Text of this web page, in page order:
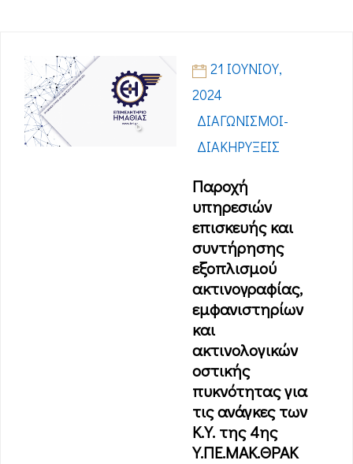
21 ΙΟΥΝΊΟΥ,
2024
ΔΙΑΓΩΝΙΣΜΟΊ-
ΔΙΑΚΗΡΎΞΕΙΣ
Παροχή
υπηρεσιών
επισκευής και
συντήρησης
εξοπλισμού
ακτινογραφίας,
εμφανιστηρίων
και
ακτινολογικών
οστικής
πυκνότητας για
τις ανάγκες των
Κ.Υ. της 4ης
Υ.ΠΕ.ΜΑΚ.ΘΡΑΚ